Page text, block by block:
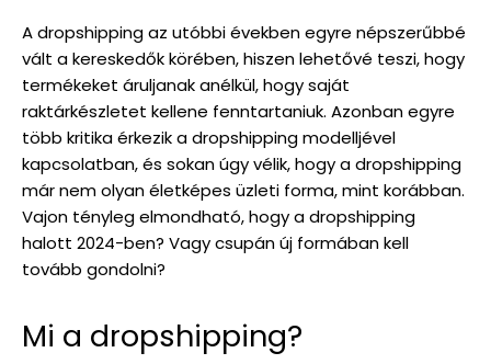
A dropshipping az utóbbi években egyre népszerűbbé
vált a kereskedők körében, hiszen lehetővé teszi, hogy
termékeket áruljanak anélkül, hogy saját
raktárkészletet kellene fenntartaniuk. Azonban egyre
több kritika érkezik a dropshipping modelljével
kapcsolatban, és sokan úgy vélik, hogy a dropshipping
már nem olyan életképes üzleti forma, mint korábban.
Vajon tényleg elmondható, hogy a dropshipping
halott 2024-ben? Vagy csupán új formában kell
tovább gondolni?
Mi a dropshipping?